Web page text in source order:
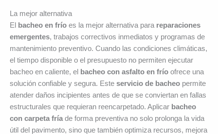
La mejor alternativa
El bacheo en frío es la mejor alternativa para reparaciones
emergentes, trabajos correctivos inmediatos y programas de
mantenimiento preventivo. Cuando las condiciones climáticas,
el tiempo disponible o el presupuesto no permiten ejecutar
bacheo en caliente, el bacheo con asfalto en frío ofrece una
solución confiable y segura. Este servicio de bacheo permite
atender daños incipientes antes de que se conviertan en fallas
estructurales que requieran reencarpetado. Aplicar bacheo
con carpeta fría de forma preventiva no solo prolonga la vida
útil del pavimento, sino que también optimiza recursos, mejora